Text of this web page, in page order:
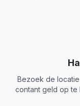
Bezoek de
contant geld op